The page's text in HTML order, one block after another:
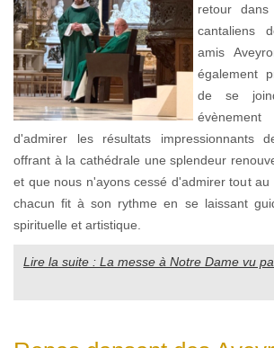
retour
cantaliens
amis
également
de se
d'admirer les résultats impressionnants
offrant à la cathédrale une splendeur
et que nous n'ayons cessé d'admirer tout au
chacun fit à son rythme en se laissant
spirituelle et artistique.
Lire la suite : La messe à Notre Dame vu